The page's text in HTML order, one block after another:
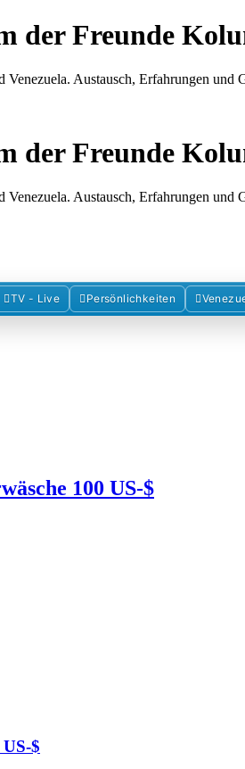
der Freunde
Austausch, Erfahrungen und
der Freunde
Austausch, Erfahrungen und
TV - Live Persönlichkeiten
100 US-$
$